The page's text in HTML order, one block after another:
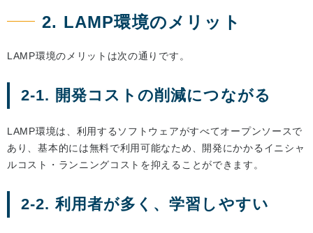
2. LAMP環境のメリット
LAMP環境のメリットは次の通りです。
2-1. 開発コストの削減につながる
LAMP環境は、利用するソフトウェアがすべてオープンソースで
あり、基本的には無料で利用可能なため、開発にかかるイニシャ
ルコスト・ランニングコストを抑えることができます。
2-2. 利用者が多く、学習しやすい